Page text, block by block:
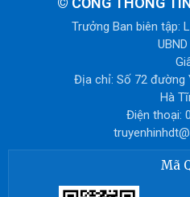
Trưởng Ban biên tập:
Giấy
Địa chỉ: Số 72 đường Yên
Hà
Điện thoại:
Mã